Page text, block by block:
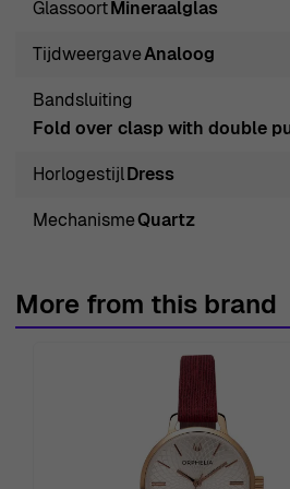
zijn vouwsluiting en dubbele
een waterbestendigheid tot 3
nu een formele gelegenheid
casual dagje uit, het Orphelia 'La
perfecte accessoire om jouw
ook als een herinnering aan de
Koop Orphelia® Analogue 'La
Ormoda
Bij Ormoda zijn we er trots op
bieden die prioriteit geeft aan de
klanten. Geniet van het gemak van
expresverzending met premium
aankoop snel en veilig bij je aan
GlassoortMineraalglas
TijdweergaveAnaloog
Bandsluiting
Fold over clasp with double
HorlogestijlDress
MechanismeQuartz
More from this brand